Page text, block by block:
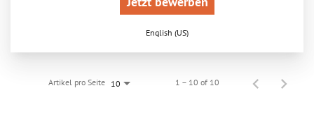
English (US)
Artikel pro Seite 10 1 – 10 of 10